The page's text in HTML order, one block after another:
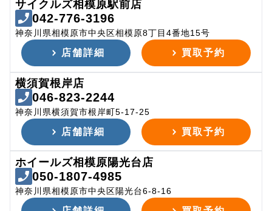
サイクルズ相模原駅前店
042-776-3196
神奈川県相模原市中央区相模原8丁目4番地15号
店舗詳細 買取予約
横須賀根岸店
046-823-2244
神奈川県横須賀市根岸町5-17-25
店舗詳細 買取予約
ホイールズ相模原陽光台店
050-1807-4985
神奈川県相模原市中央区陽光台6-8-16